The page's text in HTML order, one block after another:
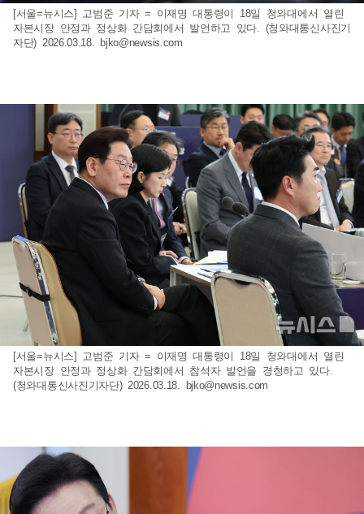
[서울=뉴시스] 고범준 기자 = 이재명 대통령이 18일 청와대에서 열린
자본시장 안정과 정상화 간담회에서 발언하고 있다. (청와대통신사진기
자단) 2026.03.18. bjko@newsis.com
[서울=뉴시스] 고범준 기자 = 이재명 대통령이 18일 청와대에서 열린
자본시장 안정과 정상화 간담회에서 참석자 발언을 경청하고 있다.
(청와대통신사진기자단) 2026.03.18.
bjko@newsis.com